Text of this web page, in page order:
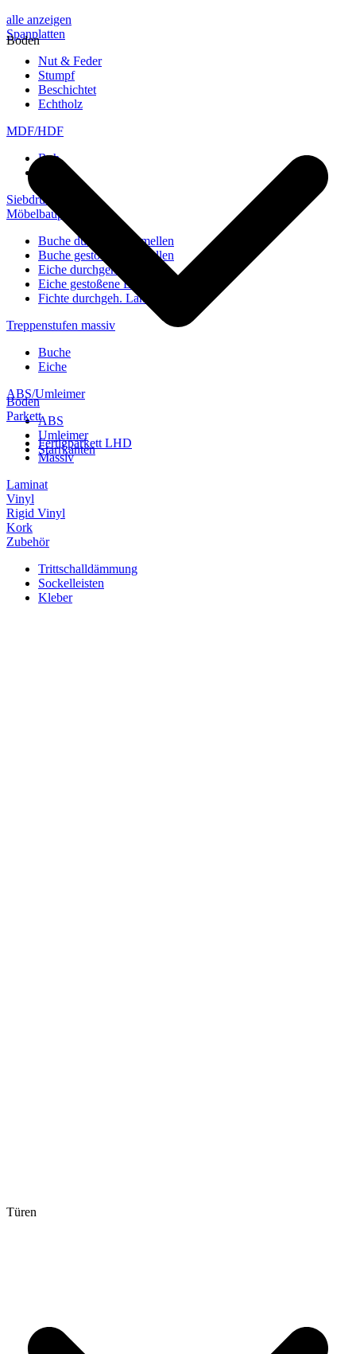
alle anzeigen
Spanplatten
Nut & Feder
Stumpf
Beschichtet
Echtholz
MDF/HDF
Roh
Siebdruckplatten
Möbelbauplatten
Buche durchgeh. Lamellen
Buche gestoßene Lamellen
Eiche durchgeh. Lamellen
Eiche gestoßene Lamellen
Fichte durchgeh. Lamellen
Treppenstufen massiv
Buche
Eiche
ABS/Umleimer
ABS
Umleimer
Starrkanten
Boden
Boden
Parkett
Fertigparkett LHD
Massiv
Laminat
Vinyl
Rigid Vinyl
Kork
Zubehör
Trittschalldämmung
Sockelleisten
Kleber
Türen